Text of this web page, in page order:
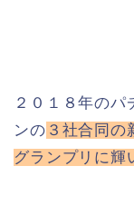
２０１８年のパ
ンの ３社合同の
グランプリに輝